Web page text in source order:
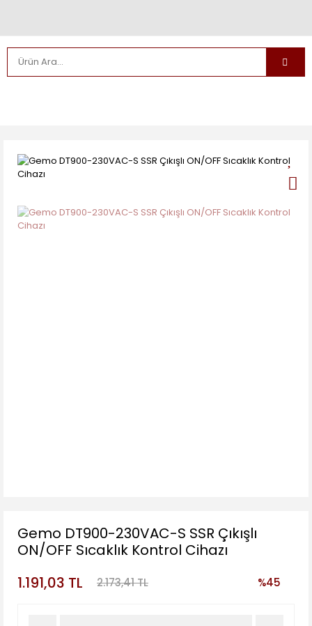
Gemo DT900-230VAC-S SSR Çıkışlı
ON/OFF Sıcaklık Kontrol Cihazı
1.191,03 TL
2.173,41 TL %45